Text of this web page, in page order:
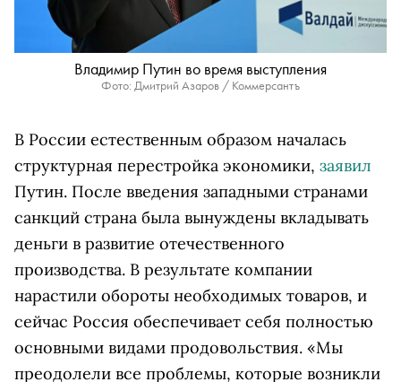
Владимир Путин во время выступления
Фото: Дмитрий Азаров / Коммерсантъ
В России естественным образом началась
структурная перестройка экономики, заявил
Путин. После введения западными странами
санкций страна была вынуждены вкладывать
деньги в развитие отечественного
производства. В результате компании
нарастили обороты необходимых товаров, и
сейчас Россия обеспечивает себя полностью
основными видами продовольствия. «Мы
преодолели все проблемы, которые возникли